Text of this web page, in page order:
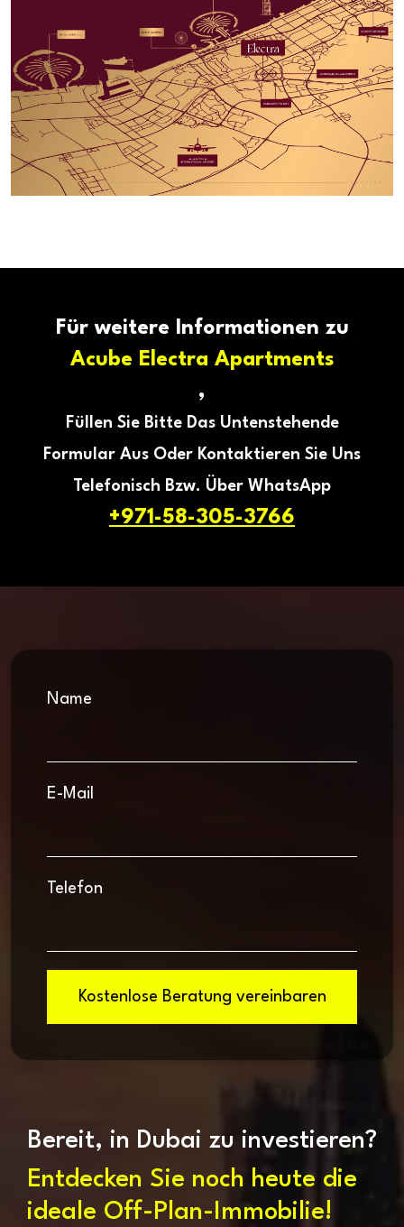
Für weitere Informationen zu
Acube Electra Apartments
,
Füllen Sie Bitte Das Untenstehende
Formular Aus Oder Kontaktieren Sie Uns
Telefonisch Bzw. Über WhatsApp
+971-58-305-3766
Name
E-Mail
Telefon
Kostenlose Beratung vereinbaren
Bereit, in Dubai zu investieren?
Entdecken Sie noch heute die
ideale Off-Plan-Immobilie!